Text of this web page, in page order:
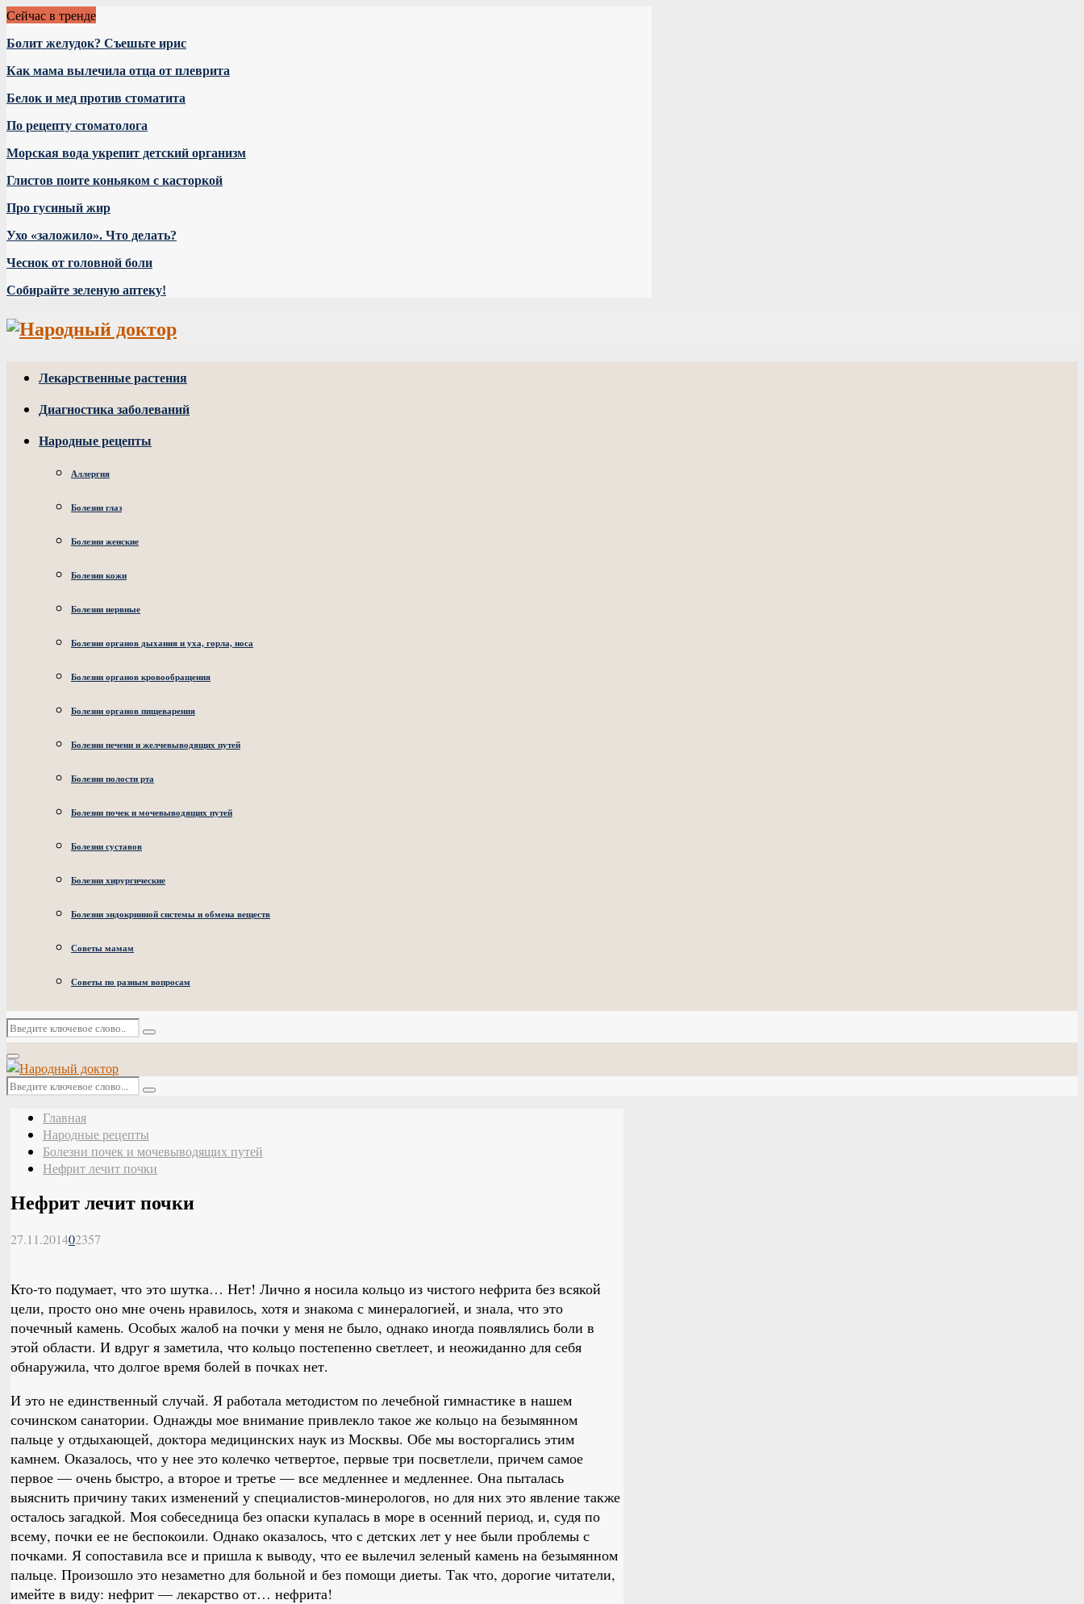
Сейчас в тренде
Болит желудок? Съешьте ирис
Как мама вылечила отца от плеврита
Белок и мед против стоматита
По рецепту стоматолога
Морская вода укрепит детский организм
Глистов поите коньяком с касторкой
Про гусиный жир
Ухо «заложило». Что делать?
Чеснок от головной боли
Собирайте зеленую аптеку!
Лекарственные растения
Диагностика заболеваний
Народные рецепты
Аллергия
Болезни глаз
Болезни женские
Болезни кожи
Болезни нервные
Болезни органов дыхания и уха, горла, носа
Болезни органов кровообращения
Болезни органов пищеварения
Болезни печени и желчевыводящих путей
Болезни полости рта
Болезни почек и мочевыводящих путей
Болезни суставов
Болезни хирургические
Болезни эндокринной системы и обмена веществ
Советы мамам
Советы по разным вопросам
Искать:
Поиск
Основное
меню
Искать:
Поиск
Главная
Народные рецепты
Болезни почек и мочевыводящих путей
Нефрит лечит почки
Нефрит лечит почки
27.11.201402357
Кто-то подумает, что это шутка… Нет! Лично я носила кольцо из чистого нефрита без всякой
цели, просто оно мне очень нравилось, хотя и знакома с минералогией, и знала, что это
почечный камень. Особых жалоб на почки у меня не было, однако иногда появлялись боли в
этой области. И вдруг я заметила, что кольцо постепенно светлеет, и неожиданно для себя
обнаружила, что долгое время болей в почках нет.
И это не единственный случай. Я работала методистом по лечебной гимнастике в нашем
сочинском санатории. Однажды мое внимание привлекло такое же кольцо на безымянном
пальце у отдыхающей, доктора медицинских наук из Москвы. Обе мы восторгались этим
камнем. Оказалось, что у нее это колечко четвертое, первые три посветлели, причем самое
первое — очень быстро, а второе и третье — все медленнее и медленнее. Она пыталась
выяснить причину таких изменений у специалистов-минерологов, но для них это явление также
осталось загадкой. Моя собеседница без опаски купалась в море в осенний период, и, судя по
всему, почки ее не беспокоили. Однако оказалось, что с детских лет у нее были проблемы с
почками. Я сопоставила все и пришла к выводу, что ее вылечил зеленый камень на безымянном
пальце. Произошло это незаметно для больной и без помощи диеты. Так что, дорогие читатели,
имейте в виду: нефрит — лекарство от… нефрита!